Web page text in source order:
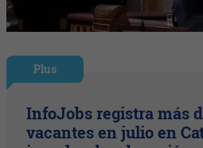
Plus
InfoJobs registra más
vacantes en julio en